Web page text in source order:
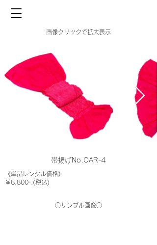
画像クリックで拡大表示
帯揚げNo.OAR-4
《単品レンタル価格》
￥8,800-.(税込)
○サンプル画像○